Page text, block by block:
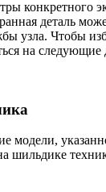
конкретного
деталь
узла. Чтобы
на следующие
модели,
шильдике